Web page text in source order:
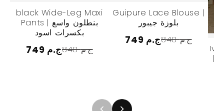
black Wide-Leg Maxi
Pants | بنطلون واسع
بكسرات اسود
749 ج.م 840 ج.م
Guipure Lace Blouse |
بلوزة جيبور
749 ج.م
840 ج.م